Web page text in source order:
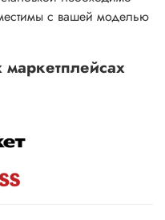
с вашей моделью